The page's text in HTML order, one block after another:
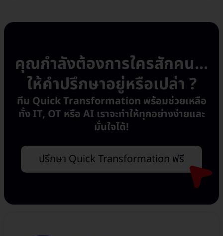
คุณกำลังต้องการใครสักคน...
ให้คำปรึกษาอยู่หรือเปล่า ?
ทีม Quick Transformation พร้อมช่วยเหลือ
ทั้ง IT, OT หรือ AI เราจะทำให้ทุกอย่างง่ายและ
มั่นใจได้!
ปรึกษา Quick Transformation ฟรี